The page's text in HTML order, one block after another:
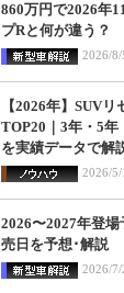
860万円で2026年
プRと何が違う？
2026/8/
【2026年】SUV
TOP20｜3年・5年
を実績データで解
2026/5/
2026〜2027年登
売日を予想･解説
2026/7/